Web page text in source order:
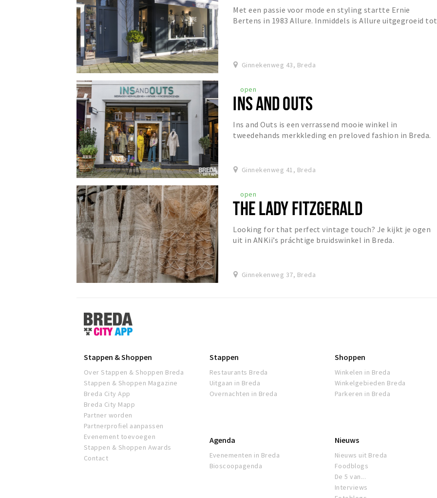
Met een passie voor mode en styling startte Ernie
Bertens in 1983 Allure. Inmiddels is Allure uitgegroeid tot
Ginnekenweg 43, Breda
open
INS AND OUTS
Ins and Outs is een verrassend mooie winkel in
tweedehands merkkleding en preloved fashion in Breda.
Ginnekenweg 41, Breda
open
THE LADY FITZGERALD
Looking for that perfect vintage touch? Je kijkt je ogen
uit in ANKii’s práchtige bruidswinkel in Breda.
Ginnekenweg 37, Breda
Stappen
&
Shoppen
Stappen & Shoppen
Over Stappen & Shoppen Breda
Stappen & Shoppen Magazine
Breda City App
Breda City Mapp
Partner worden
Partnerprofiel aanpassen
Evenement toevoegen
Stappen & Shoppen Awards
Contact
Stappen
Restaurants Breda
Uitgaan in Breda
Overnachten in Breda
Shoppen
Winkelen in Breda
Winkelgebieden Breda
Parkeren in Breda
Agenda
Evenementen in Breda
Bioscoopagenda
Nieuws
Nieuws uit Breda
Foodblogs
De 5 van...
Interviews